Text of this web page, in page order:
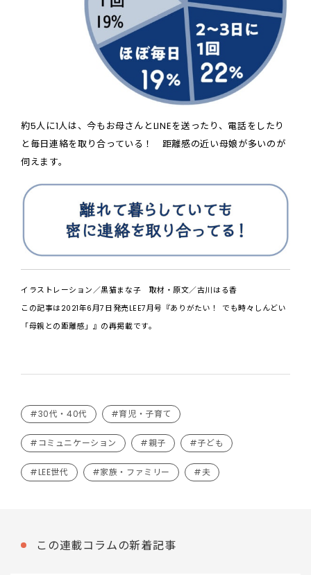
約5人に1人は、今もお母さんとLINEを送ったり、電話をしたり
と毎日連絡を取り合っている！ 距離感の近い母娘が多いのが
伺えます。
イラストレーション／黒猫まな子 取材・原文／古川はる香
この記事は2021年6月7日発売LEE7月号『ありがたい！ でも時々しんどい
「母親との距離感」』の再掲載です。
#30代・40代 #育児・子育て
#コミュニケーション #親子 #子ども
#LEE世代 #家族・ファミリー #夫
この連載コラムの新着記事